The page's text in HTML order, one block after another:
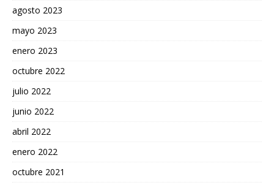
agosto 2023
mayo 2023
enero 2023
octubre 2022
julio 2022
junio 2022
abril 2022
enero 2022
octubre 2021